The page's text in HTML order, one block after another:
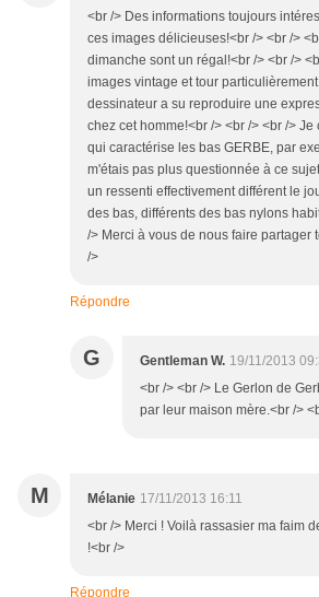
<br /> Des informations toujours
ces images délicieuses!<br /> <br />
dimanche sont un régal!<br /> <br />
images vintage et tour
dessinateur a su reproduire une
chez cet homme!<br /> <br /> <br />
qui caractérise les bas GERBE, par
m'étais pas plus questionnée à ce
un ressenti effectivement différent le
des bas, différents des bas nylons
/> Merci à vous de nous faire partager
/>
Répondre
G Gentleman W. 19/11/2013
<br /> <br /> Le Gerlon de
par leur maison mère.<br />
M Mélanie 17/11/2013 16:11
<br /> Merci ! Voilà rassasier ma faim
!<br />
Répondre